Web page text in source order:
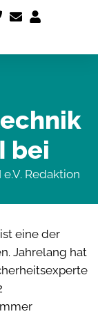
bei
e.V. Redaktion
eine der
Jahrelang hat